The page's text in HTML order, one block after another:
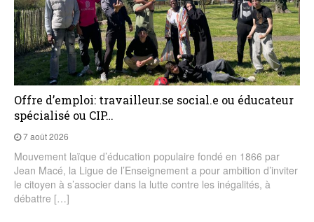
Offre d’emploi: travailleur.se social.e ou éducateur
spécialisé ou CIP…
7 août 2026
Mouvement laïque d’éducation populaire fondé en 1866 par
Jean Macé, la Ligue de l’Enseignement a pour ambition d’inviter
le citoyen à s’associer dans la lutte contre les inégalités, à
débattre […]